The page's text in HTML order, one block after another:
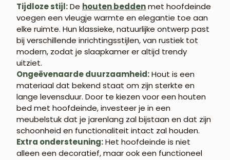
Tijdloze stijl:De houten beddenmet hoofdeinde
voegen een vleugje warmte en elegantie toe aan
elke ruimte. Hun klassieke, natuurlijke ontwerp past
bij verschillende inrichtingsstijlen, van rustiek tot
modern, zodat je slaapkamer er altijd trendy
uitziet.
Ongeëvenaarde duurzaamheid:Hout is een
materiaal dat bekend staat om zijn sterkte en
lange levensduur. Door te kiezen voor een houten
bed met hoofdeinde, investeer je in een
meubelstuk dat je jarenlang zal bijstaan en dat zijn
schoonheid en functionaliteit intact zal houden.
Extra ondersteuning:Het hoofdeinde is niet
alleen een decoratief, maar ook een functioneel